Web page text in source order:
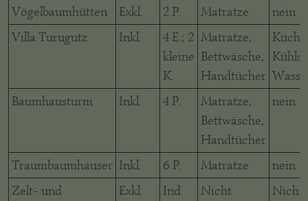
Vögelbaumhütten
Exkl. 2 P. Matratze
nein
Villa Turugutz
Inkl.
4 E.; 2
kleine
K.
Matratze,
Bettwäsche,
Handtücher
Baumhausturm
Inkl. 4 P.
Matratze,
Bettwäsche,
Handtücher
nein
Traumbaumhäuser Inkl. 6 P. Matratze
nein
Zelt- und
Exkl. Ind.
Nicht
Nicht